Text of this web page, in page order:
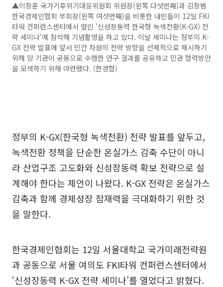
▲이창훈 국가기후위기대응위원회 위원장(왼쪽 다섯번째)과 김창범
한국경제인협회 부회장(왼쪽 여섯번째)을 비롯한 내빈들이 12일 FKI
타워 컨퍼런스센터에서 열린 '신성장동력 한국형 녹색전환(K-GX) 전
략 세미나'에 참석해 기념촬영을 하고 있다. 이날 세미나는 정부의 K-
GX 전략 발표에 앞서 민간 차원의 전략 방향을 선제적으로 제시하기
위해 양 기관이 공동으로 수행한 연구 결과를 공유하고 민관 협력방안
을 모색하기 위해 마련됐다. (한경협)
정부의 K-GX(한국형 녹색전환) 전략 발표를 앞두고,
녹색전환 정책을 단순한 온실가스 감축 수단이 아니
라 산업구조 고도화와 신성장동력 확보 전략으로 설
계해야 한다는 제언이 나왔다. K-GX 전략은 온실가스
감축과 함께 경제성장 잠재력을 극대화하기 위한 것
을 말한다.
한국경제인협회는 12일 서울대학교 국가미래전략원
과 공동으로 서울 여의도 FKI타워 컨퍼런스센터에서
‘신성장동력 K-GX 전략 세미나’를 열었다고 밝혔다.